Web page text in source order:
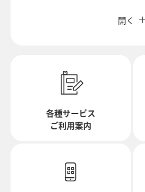
往路出発日および時間帯
開く
各種サービス
ご利用案内